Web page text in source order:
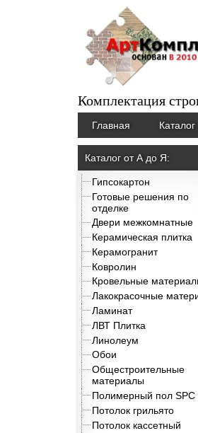
Комплектация
Главная Каталог
Каталог от А до Я:
Гипсокартон
Готовые решения по
отделке
Двери межкомнатные
Керамическая плитка
Керамогранит
Ковролин
Кровельные
Лакокрасочные
Ламинат
ЛВТ Плитка
Линолеум
Обои
Общестроительные
материалы
Полимерный пол SPC
Потолок грильято
Потолок кассетный